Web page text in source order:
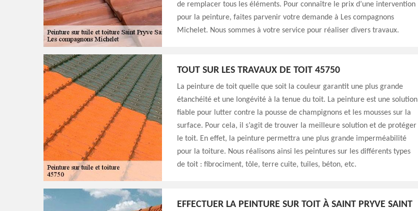
de remplacer tous les éléments. Pour connaître le prix d’une intervention
pour la peinture, faites parvenir votre demande à Les compagnons
Michelet. Nous sommes à votre service pour réaliser divers travaux.
TOUT SUR LES TRAVAUX DE TOIT 45750
La peinture de toit quelle que soit la couleur garantit une plus grande
étanchéité et une longévité à la tenue du toit. La peinture est une solution
fiable pour lutter contre la pousse de champignons et les mousses sur la
surface. Pour cela, il s’agit de trouver la meilleure solution et de protéger
le toit. En effet, la peinture permettra une plus grande imperméabilité
pour la toiture. Nous réalisons ainsi les peintures sur les différents types
de toit : fibrociment, tôle, terre cuite, tuiles, béton, etc.
EFFECTUER LA PEINTURE SUR TOIT À SAINT PRYVE SAINT